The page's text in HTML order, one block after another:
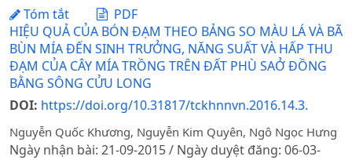
Tóm tắt
PDF
HIỆU QUẢ CỦA BÓN ĐẠM THEO BẢNG SO MÀU LÁ VÀ BÃ
BÙN MÍA ĐẾN SINH TRƯỞNG, NĂNG SUẤT VÀ HẤP THU
ĐẠM CỦA CÂY MÍA TRỒNG TRÊN ĐẤT PHÙ SAỞ ĐỒNG
BẰNG SÔNG CỬU LONG
DOI: https://doi.org/10.31817/tckhnnvn.2016.14.3.
Nguyễn Quốc Khương, Nguyễn Kim Quyên, Ngô Ngọc Hưng
Ngày nhận bài: 21-09-2015 / Ngày duyệt đăng: 06-03-